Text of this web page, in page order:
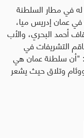
في مطار السلطنة
عمان إدريس ميا،
أحمد البحري، والأب
التشريفات في
"أن سلطنة عمان هي
وتلاق حيث يشعر